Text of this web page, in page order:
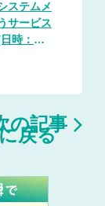
ご案内
ステムメ
サービス
時：
の記事
戻る